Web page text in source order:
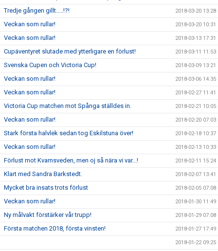
Tredje gången gillt.....!?! 2018-03-20 13:28
Veckan som rullar! 2018-03-20 10:31
Veckan som rullar! 2018-03-13 17:31
Cupäventyret slutade med ytterligare en förlust! 2018-03-11 11:53
Svenska Cupen och Victoria Cup! 2018-03-09 13:21
Veckan som rullar! 2018-03-06 14:35
Veckan som rullar! 2018-02-27 11:41
Victoria Cup matchen mot Spånga ställdes in. 2018-02-21 10:05
Veckan som rullar! 2018-02-20 07:03
Stark första halvlek sedan tog Eskilstuna över! 2018-02-18 10:37
Veckan som rullar! 2018-02-13 10:33
Förlust mot Kvarnsveden, men oj så nära vi var...! 2018-02-11 15:24
Klart med Sandra Barkstedt. 2018-02-07 13:41
Mycket bra insats trots förlust 2018-02-05 07:08
Veckan som rullar! 2018-01-30 11:49
Ny målvakt förstärker vår trupp! 2018-01-29 07:08
Första matchen 2018, första vinsten! 2018-01-27 17:49
2018-01-22 09:25